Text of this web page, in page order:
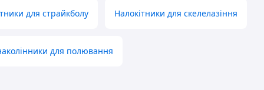
для страйкболу Налокітники для скелелазіння
для полювання